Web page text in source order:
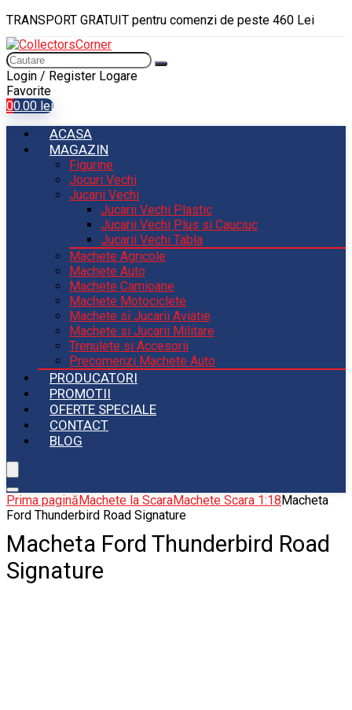
TRANSPORT GRATUIT pentru comenzi de peste 460 Lei
Login / Register Logare
Favorite
00.00 lei
ACASA
MAGAZIN
Figurine
Jocuri Vechi
Jucarii Vechi
Jucarii Vechi Plastic
Jucarii Vechi Plus si Cauciuc
Jucarii Vechi Tabla
Machete Agricole
Machete Auto
Machete Camioane
Machete Motociclete
Machete si Jucarii Aviatie
Machete si Jucarii Militare
Trenulete si Accesorii
Precomenzi Machete Auto
PRODUCATORI
PROMOTII
OFERTE SPECIALE
CONTACT
BLOG
Prima paginăMachete la ScaraMachete Scara 1:18Macheta
Ford Thunderbird Road Signature
Macheta Ford Thunderbird Road
Signature